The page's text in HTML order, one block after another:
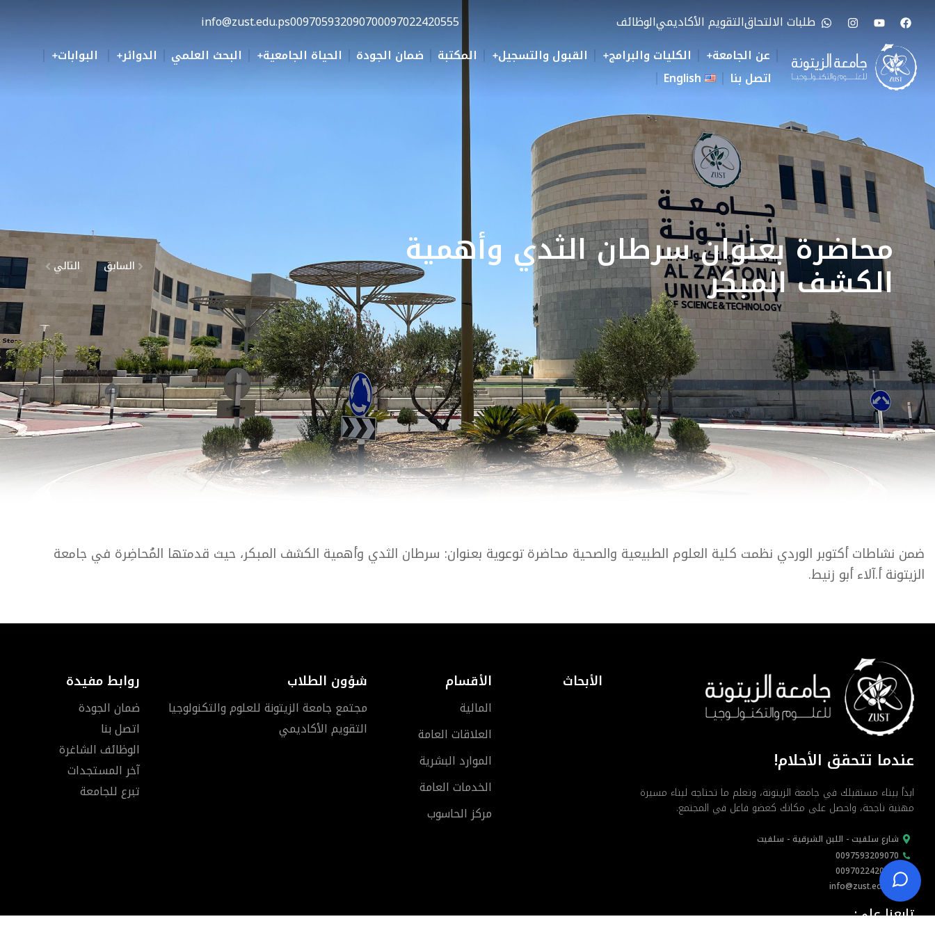
طلبات الالتحاقالتقويم الأكاديميالوظائف 0097022420555
00970593209070
info@zust.edu.ps
عن الجامعة
الكليات والبرامج القبول والتسجيل المكتبة ضمان الجودة الحياة الجامعية البحث العلمي الدوائر
البوابات
اتصل بنا
English
محاضرة بعنوان سرطان الثدي وأهمية
الكشف المبكر السابق التالي
ضمن نشاطات أكتوبر الوردي نظمت كلية العلوم الطبيعية والصحية محاضرة توعوية بعنوان: سرطان الثدي وأهمية الكشف المبكر، حيث قدمتها المُحاضِرة في جامعة
الزيتونة أ.آلاء أبو زنيط.
عندما تتحقق الأحلام!
ابدأ ببناء مستقبلك في جامعة الزيتونة، وتعلم ما تحتاجه لبناء مسيرة
مهنية ناجحة، واحصل على مكانك كعضو فاعل في المجتمع.
شارع سلفيت - اللبن الشرقية - سلفيت
0097593209070
0097022420555
info@zust.edu.ps
تابعنا على:
الأبحاث الأقسام
المالية
العلاقات العامة
الموارد البشرية
الخدمات العامة
مركز الحاسوب
شؤون الطلاب
مجتمع جامعة الزيتونة للعلوم والتكنولوجيا
التقويم الأكاديمي
روابط مفيدة
ضمان الجودة
اتصل بنا
الوظائف الشاغرة
آخر المستجدات
تبرع للجامعة